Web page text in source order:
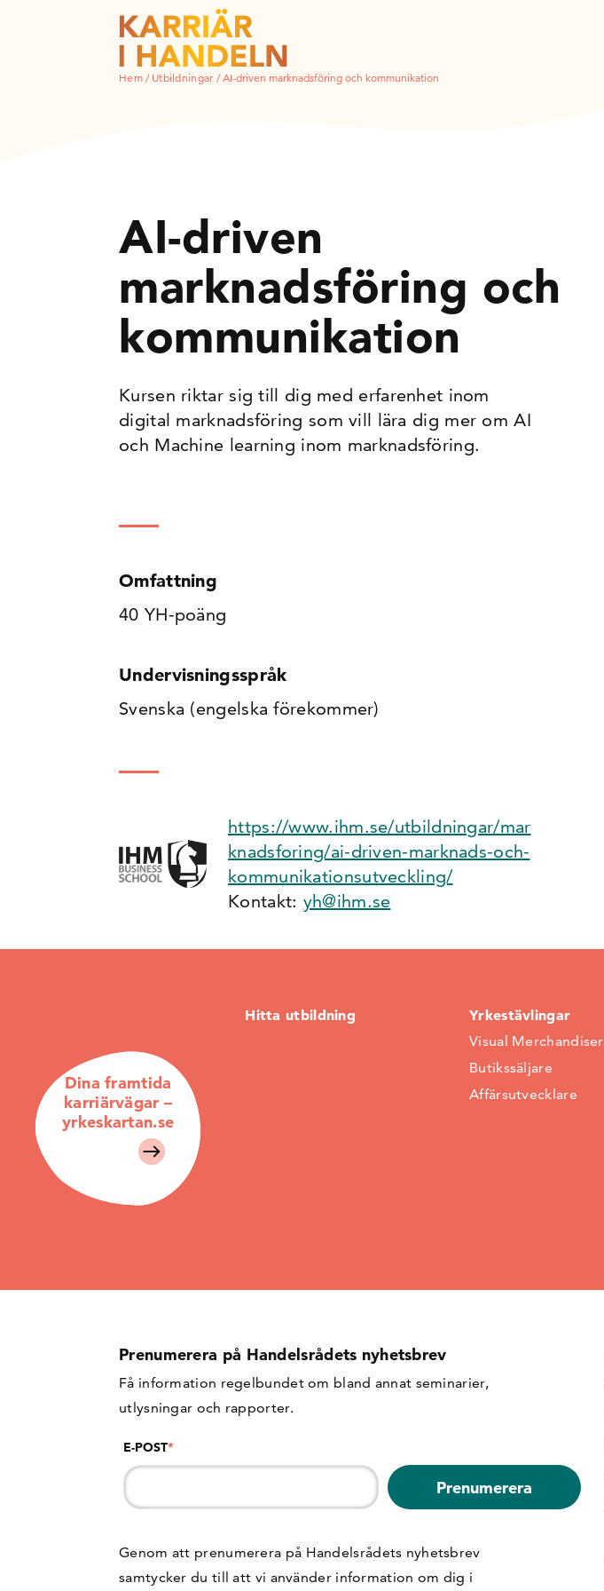
Hem/ Utbildningar /AI-driven marknadsföring och kommunikation
AI-driven
marknadsföring och
kommunikation
Kursen riktar sig till dig med erfarenhet inom
digital marknadsföring som vill lära dig mer om AI
och Machine learning inom marknadsföring.
Omfattning
40 YH-poäng
Undervisningsspråk
Svenska (engelska förekommer)
https://www.ihm.se/utbildningar/mar
knadsforing/ai-driven-marknads-och-
kommunikationsutveckling/
Kontakt: yh@ihm.se
Dina framtida
karriärvägar –
yrkeskartan.se
Hitta utbildning Yrkestävlingar
Visual Merchandiser
Butikssäljare
Affärsutvecklare
Prenumerera på Handelsrådets nyhetsbrev
Få information regelbundet om bland annat seminarier,
utlysningar och rapporter.
E-POST*
Genom att prenumerera på Handelsrådets nyhetsbrev
samtycker du till att vi använder information om dig i